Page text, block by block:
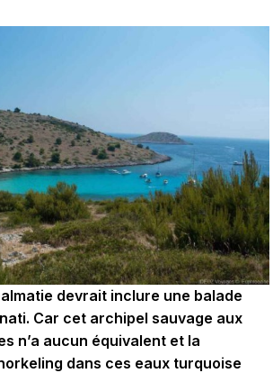
devrait inclure une balade
Car cet archipel sauvage aux
n’a aucun équivalent et la
dans ces eaux turquoise